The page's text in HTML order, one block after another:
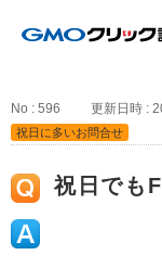
No : 596 更新日時 :
祝日に多いお問合せ
祝日でも